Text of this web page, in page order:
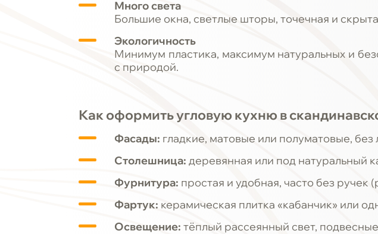
Много света
Большие окна, светлые шторы, точечная и
Экологичность
Минимум пластика, максимум натуральных и
с природой.
Как оформить угловую кухню в
Фасады: гладкие, матовые или полуматовые,
Столешница: деревянная или под натуральный
Фурнитура: простая и удобная, часто без ручек
Фартук: керамическая плитка «кабанчик» или
Освещение: тёплый рассеянный свет,